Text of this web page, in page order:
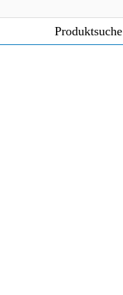
Produktsuche